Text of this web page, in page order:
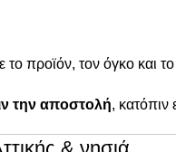
προϊόν, τον όγκο και
την αποστολή, κατόπιν